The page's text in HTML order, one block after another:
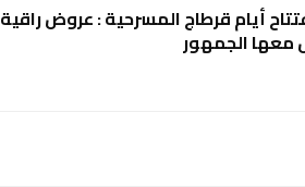
أيام قرطاج المسرحية : عروض راقية
معها الجمهور